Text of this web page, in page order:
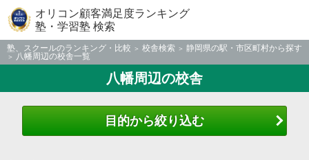
オリコン顧客満足度ランキング
塾・学習塾 検索
塾、スクールのランキング・比較 校舎検索
静岡県の駅・市区町村から探す
八幡周辺の校舎一覧
八幡周辺の校舎
目的から絞り込む